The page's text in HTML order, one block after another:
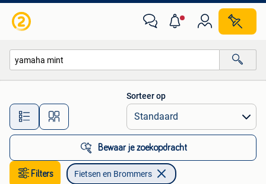
Alle afstanden…
Sorteer op
Bewaar je zoekopdracht
Filters Fietsen en Brommers